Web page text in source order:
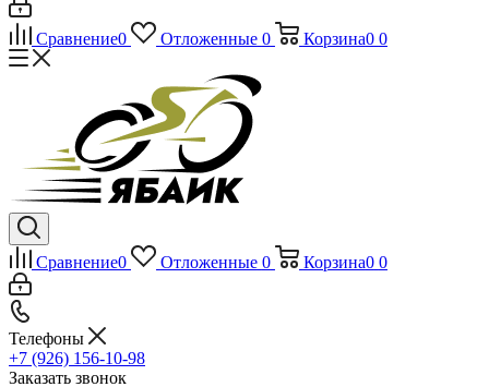
Сравнение0 Отложенные 0 Корзина0 0
Сравнение0 Отложенные 0 Корзина0 0
Телефоны
+7 (926) 156-10-98
Заказать звонок